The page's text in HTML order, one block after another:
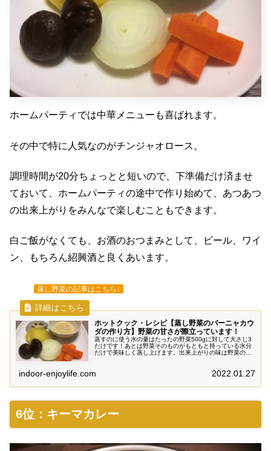
ホームパーティでは中華メニューも喜ばれます。
その中で特に人気なのがチンジャオロース。
調理時間が20分ちょっとと短いので、下準備だけ済ませ
ておいて、ホームパーティの途中で作り始めて、あつあつ
の出来上がりをみんなで楽しむこともできます。
白ご飯がなくても、お酒のおつまみとして、ビール、ワイ
ン、もちろん紹興酒と良くあいます。
蒸し野菜の記事はこちら↓
ホットクック・レシピ【蒸し野菜のバーニャカウ
ダの作り方】野菜の甘さが際立っています！
蒸すのに使う水の量はたったの野菜500gに対して大さじ3
だけです！あとは野菜そのものがもともと持っている水分
だけで美味しく蒸し上げます。出来上がりの味は野菜の甘
indoor-enjoylife.com 2022.01.27
6位：キーマカレー